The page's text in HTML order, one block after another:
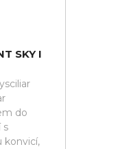
SKY I
do
s
konvicí,